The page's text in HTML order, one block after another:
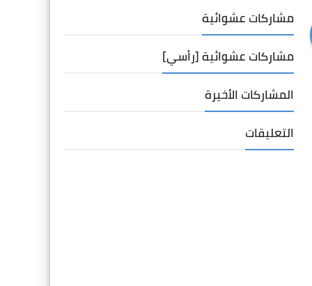
مشاركات عشوائية
مشاركات عشوائية [رأسي]
المشاركات الأخيرة
التعليقات